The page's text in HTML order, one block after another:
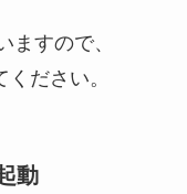
ますので、
ださい。
動